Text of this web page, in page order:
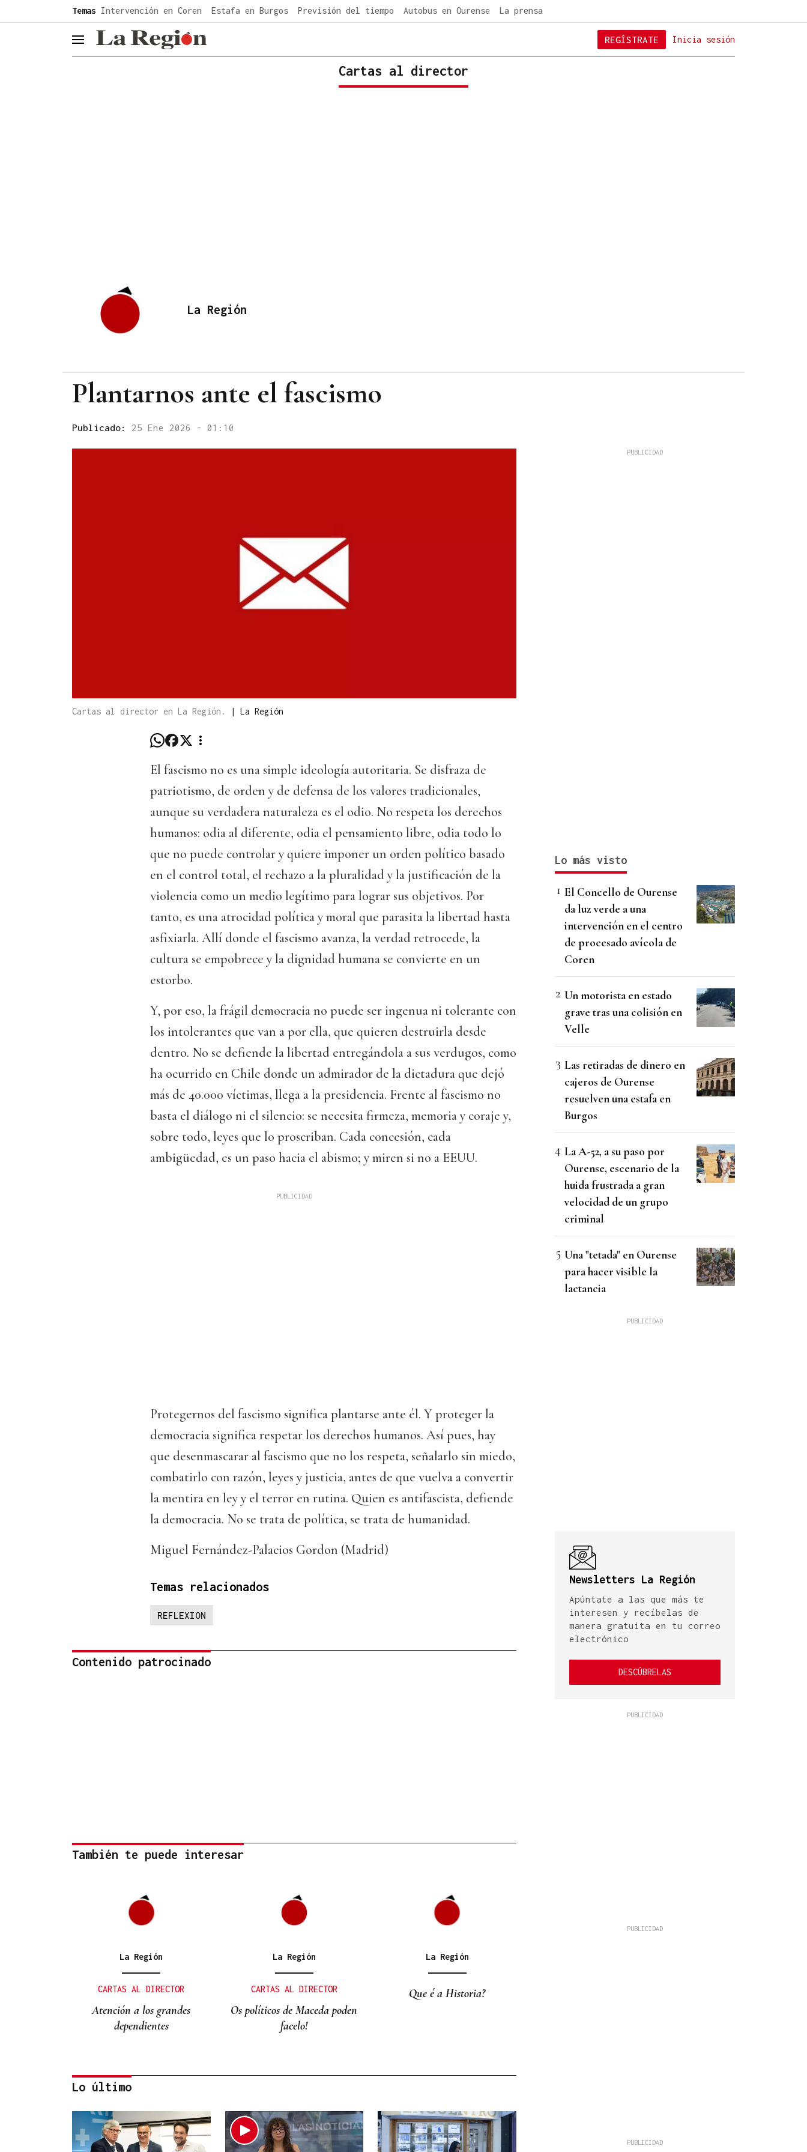
Temas Intervención en Coren Estafa en Burgos Previsión del tiempo Autobus en Ourense La prensa
header.menu.open Inicia sesión
REGÍSTRATE
Cartas al director
La Región
Plantarnos ante el fascismo
Publicado: 25 Ene 2026 - 01:10
Cartas al director en La Región. | La Región
El fascismo no es una simple ideología autoritaria. Se disfraza de
patriotismo, de orden y de defensa de los valores tradicionales,
aunque su verdadera naturaleza es el odio. No respeta los derechos
humanos: odia al diferente, odia el pensamiento libre, odia todo lo
que no puede controlar y quiere imponer un orden político basado
en el control total, el rechazo a la pluralidad y la justificación de la
violencia como un medio legítimo para lograr sus objetivos. Por
tanto, es una atrocidad política y moral que parasita la libertad hasta
asfixiarla. Allí donde el fascismo avanza, la verdad retrocede, la
cultura se empobrece y la dignidad humana se convierte en un
estorbo.
Y, por eso, la frágil democracia no puede ser ingenua ni tolerante con
los intolerantes que van a por ella, que quieren destruirla desde
dentro. No se defiende la libertad entregándola a sus verdugos, como
ha ocurrido en Chile donde un admirador de la dictadura que dejó
más de 40.000 víctimas, llega a la presidencia. Frente al fascismo no
basta el diálogo ni el silencio: se necesita firmeza, memoria y coraje y,
sobre todo, leyes que lo proscriban. Cada concesión, cada
ambigüedad, es un paso hacia el abismo; y miren si no a EEUU.
Protegernos del fascismo significa plantarse ante él. Y proteger la
democracia significa respetar los derechos humanos. Así pues, hay
que desenmascarar al fascismo que no los respeta, señalarlo sin miedo,
combatirlo con razón, leyes y justicia, antes de que vuelva a convertir
la mentira en ley y el terror en rutina. Quien es antifascista, defiende
la democracia. No se trata de política, se trata de humanidad.
Miguel Fernández-Palacios Gordon (Madrid)
Temas relacionados
REFLEXION
Contenido patrocinado
También te puede interesar
La Región
CARTAS AL DIRECTOR
Atención a los grandes
dependientes
La Región
CARTAS AL DIRECTOR
Os políticos de Maceda poden
facelo!
La Región
Que é a Historia?
La Región
Lo último
Lo más visto
El Concello de Ourense
da luz verde a una
intervención en el centro
de procesado avícola de
Coren
Un motorista en estado
grave tras una colisión en
Velle
Las retiradas de dinero en
cajeros de Ourense
resuelven una estafa en
Burgos
La A-52, a su paso por
Ourense, escenario de la
huida frustrada a gran
velocidad de un grupo
criminal
Una "tetada" en Ourense
para hacer visible la
lactancia
Newsletters La Región
Apúntate a las que más te
interesen y recíbelas de
manera gratuita en tu correo
electrónico
DESCÚBRELAS